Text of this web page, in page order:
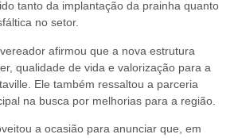
tanto da implantação da prainha quanto
no setor.
afirmou que a nova estrutura
qualidade de vida e valorização para a
Ele também ressaltou a parceria
na busca por melhorias para a região.
a ocasião para anunciar que, em